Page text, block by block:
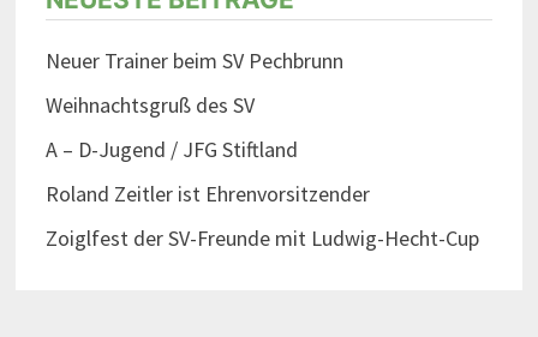
g
n
Neuer Trainer beim SV Pechbrunn
Weihnachtsgruß des SV
A – D-Jugend / JFG Stiftland
Roland Zeitler ist Ehrenvorsitzender
Zoiglfest der SV-Freunde mit Ludwig-Hecht-Cup